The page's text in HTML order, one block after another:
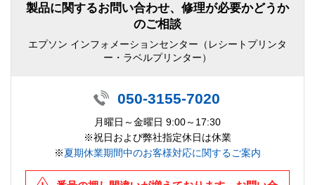
製品に関するお問い合わせ、修理が必要かどうか
のご相談
エプソン インフォメーションセンター（レシートプリンタ
ー・ラベルプリンター）
050-3155-7020
月曜日～金曜日 9:00～17:30
※祝日および弊社指定休日は休業
※夏期休業期間中のお客様対応に関するご案内